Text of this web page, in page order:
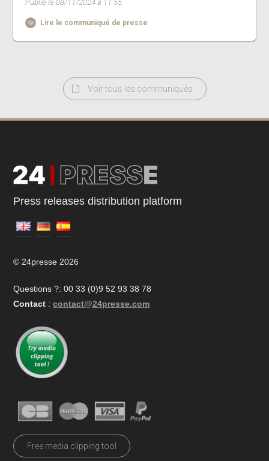
Publié le 08/11/2024 à 11:55
Lire le communiqué de presse
Voir tous les communiqués
Press releases distribution platform
© 24presse 2026
Questions ?: 00 33 (0)9 52 93 38 78
Contact : contact@24presse.com
Free media clipping tool